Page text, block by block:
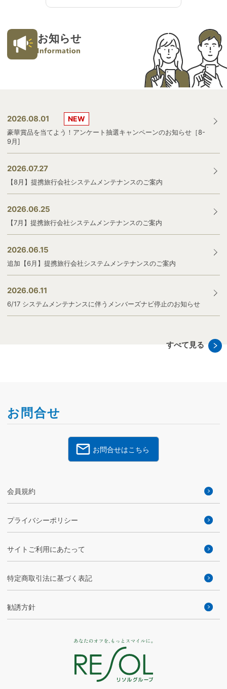
お知らせ
2026.08.01 NEW
豪華賞品を当てよう！アンケート抽選キャンペーンのお知らせ［8-
9月]
2026.07.27
【8月】提携旅行会社システムメンテナンスのご案内
2026.06.25
【7月】提携旅行会社システムメンテナンスのご案内
2026.06.15
追加【6月】提携旅行会社システムメンテナンスのご案内
2026.06.11
6/17 システムメンテナンスに伴うメンバーズナビ停止のお知らせ
すべて見る
お問合せ
お問合せはこちら
会員規約
プライバシーポリシー
サイトご利用にあたって
特定商取引法に基づく表記
勧誘方針